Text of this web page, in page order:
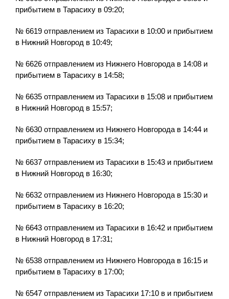
прибытием в Тарасиху в 09:20;
№ 6619 отправлением из Тарасихи в 10:00 и прибытием
в Нижний Новгород в 10:49;
№ 6626 отправлением из Нижнего Новгорода в 14:08 и
прибытием в Тарасиху в 14:58;
№ 6635 отправлением из Тарасихи в 15:08 и прибытием
в Нижний Новгород в 15:57;
№ 6630 отправлением из Нижнего Новгорода в 14:44 и
прибытием в Тарасиху в 15:34;
№ 6637 отправлением из Тарасихи в 15:43 и прибытием
в Нижний Новгород в 16:30;
№ 6632 отправлением из Нижнего Новгорода в 15:30 и
прибытием в Тарасиху в 16:20;
№ 6643 отправлением из Тарасихи в 16:42 и прибытием
в Нижний Новгород в 17:31;
№ 6538 отправлением из Нижнего Новгорода в 16:15 и
прибытием в Тарасиху в 17:00;
№ 6547 отправлением из Тарасихи 17:10 в и прибытием